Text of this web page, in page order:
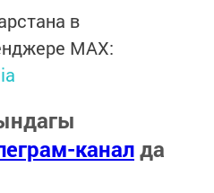
в
MАХ:
каналда